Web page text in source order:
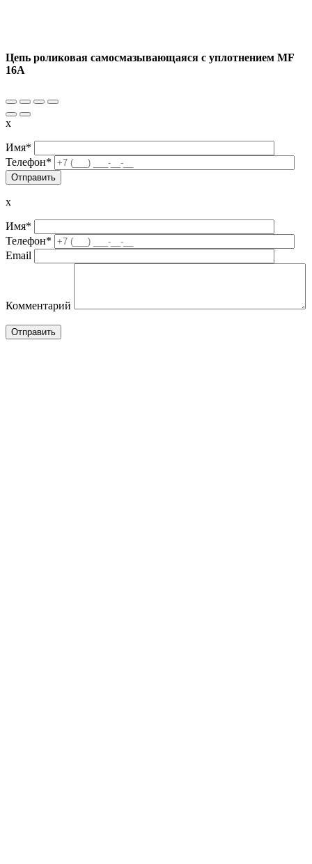
Цепь роликовая cамосмазывающаяся с уплотнением MF
16A
x
Имя*
Телефон*
x
Имя*
Телефон*
Email
Комментарий